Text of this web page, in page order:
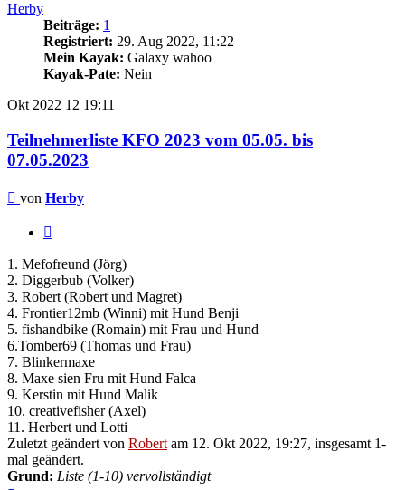
Herby
Beiträge: 1
Registriert: 29. Aug 2022, 11:22
Mein Kayak: Galaxy wahoo
Kayak-Pate: Nein
Okt 2022 12 19:11
Teilnehmerliste KFO 2023 vom 05.05. bis
07.05.2023
Beitrag
von Herby
1. Mefofreund (Jörg)
2. Diggerbub (Volker)
3. Robert (Robert und Magret)
4. Frontier12mb (Winni) mit Hund Benji
5. fishandbike (Romain) mit Frau und Hund
6.Tomber69 (Thomas und Frau)
7. Blinkermaxe
8. Maxe sien Fru mit Hund Falca
9. Kerstin mit Hund Malik
10. creativefisher (Axel)
11. Herbert und Lotti
Zuletzt geändert von Robert am 12. Okt 2022, 19:27, insgesamt 1-
mal geändert.
Grund: Liste (1-10) vervollständigt